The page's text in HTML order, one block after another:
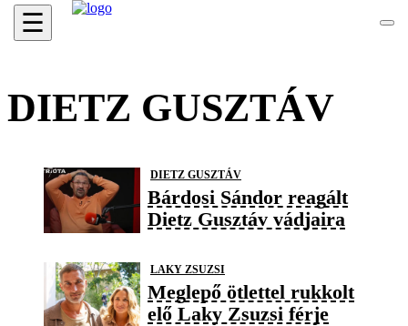
☰
DIETZ GUSZTÁV
DIETZ GUSZTÁV
Bárdosi Sándor reagált
Dietz Gusztáv vádjaira
LAKY ZSUZSI
Meglepő ötlettel rukkolt
elő Laky Zsuzsi férje